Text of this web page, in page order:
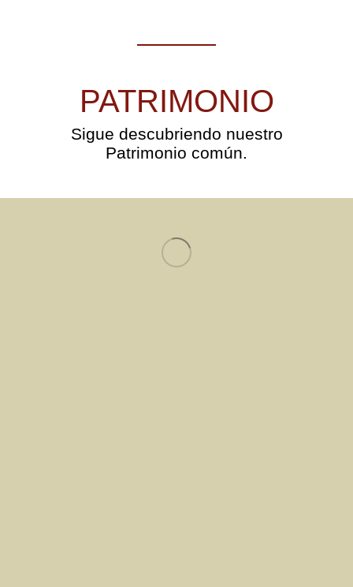
PATRIMONIO
Sigue descubriendo nuestro
Patrimonio común.